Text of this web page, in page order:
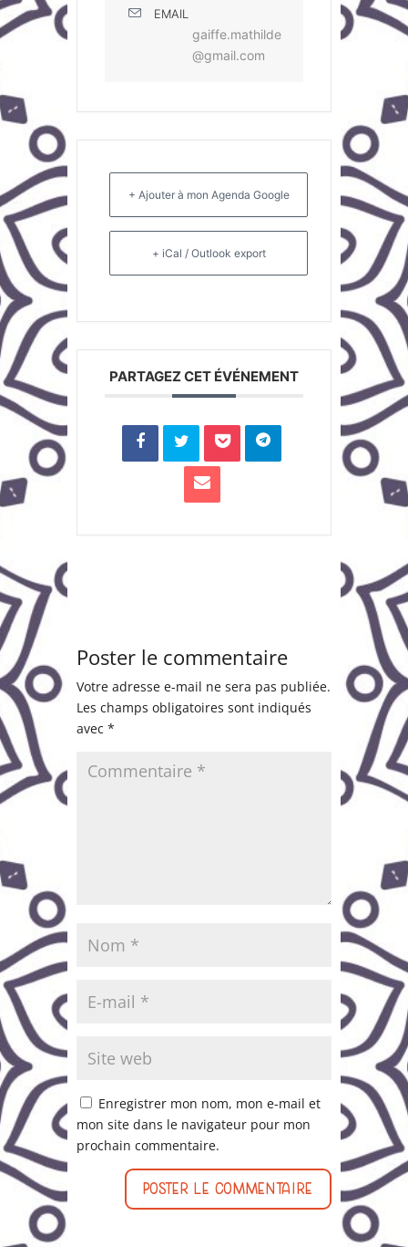
EMAIL
gaiffe.mathilde
@gmail.com
+ Ajouter à mon Agenda Google
+ iCal / Outlook export
PARTAGEZ CET ÉVÉNEMENT
Poster le commentaire
Votre adresse e-mail ne sera pas publiée.
Les champs obligatoires sont indiqués
avec *
Enregistrer mon nom, mon e-mail et
mon site dans le navigateur pour mon
prochain commentaire.